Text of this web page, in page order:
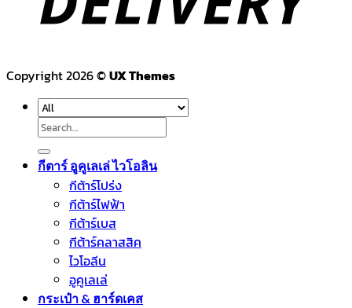
Copyright 2026 ©UX Themes
Search
for:
กีตาร์ อูคูเลเล่ ไวโอลิน
กีต้าร์โปร่ง
กีต้าร์ไฟฟ้า
กีต้าร์เบส
กีต้าร์คลาสสิค
ไวโอลีน
อูคูเลเล่
กระเป๋า & ฮาร์ดเคส